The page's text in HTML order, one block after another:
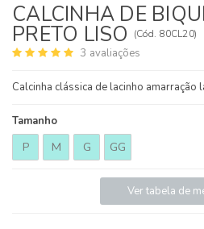
CALCINHA DE
PRETO LISO (Cód. 80CL20)
3 avaliações
Calcinha clássica de lacinho amarração
Tamanho
P M G GG
Ver tabela de